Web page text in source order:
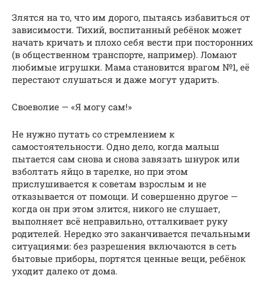
Злятся на то, что им дорого, пытаясь избавиться от
зависимости. Тихий, воспитанный ребёнок может
начать кричать и плохо себя вести при посторонних
(в общественном транспорте, например). Ломают
любимые игрушки. Мама становится врагом №1, её
перестают слушаться и даже могут ударить.
Своеволие — «Я могу сам!»
Не нужно путать со стремлением к
самостоятельности. Одно дело, когда малыш
пытается сам снова и снова завязать шнурок или
взболтать яйцо в тарелке, но при этом
прислушивается к советам взрослым и не
отказывается от помощи. И совершенно другое —
когда он при этом злится, никого не слушает,
выполняет всё неправильно, отталкивает руку
родителей. Нередко это заканчивается печальными
ситуациями: без разрешения включаются в сеть
бытовые приборы, портятся ценные вещи, ребёнок
уходит далеко от дома.